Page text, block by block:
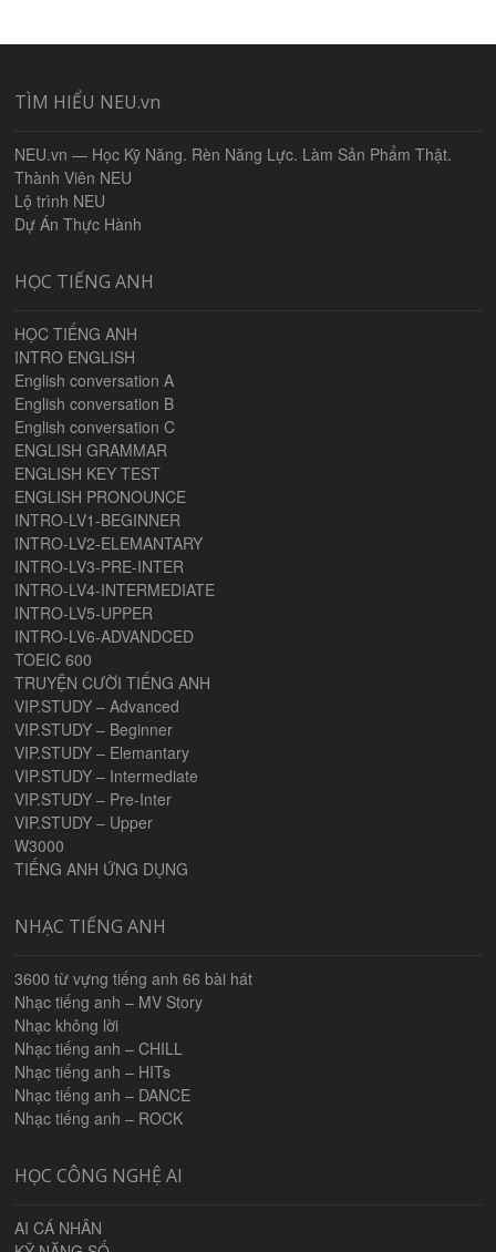
TÌM HIỂU NEU.vn
NEU.vn — Học Kỹ Năng. Rèn Năng Lực. Làm Sản Phẩm Thật.
Thành Viên NEU
Lộ trình NEU
Dự Án Thực Hành
HỌC TIẾNG ANH
HỌC TIẾNG ANH
INTRO ENGLISH
English conversation A
English conversation B
English conversation C
ENGLISH GRAMMAR
ENGLISH KEY TEST
ENGLISH PRONOUNCE
INTRO-LV1-BEGINNER
INTRO-LV2-ELEMANTARY
INTRO-LV3-PRE-INTER
INTRO-LV4-INTERMEDIATE
INTRO-LV5-UPPER
INTRO-LV6-ADVANDCED
TOEIC 600
TRUYỆN CƯỜI TIẾNG ANH
VIP.STUDY – Advanced
VIP.STUDY – Beginner
VIP.STUDY – Elemantary
VIP.STUDY – Intermediate
VIP.STUDY – Pre-Inter
VIP.STUDY – Upper
W3000
TIẾNG ANH ỨNG DỤNG
NHẠC TIẾNG ANH
3600 từ vựng tiếng anh 66 bài hát
Nhạc tiếng anh – MV Story
Nhạc không lời
Nhạc tiếng anh – CHILL
Nhạc tiếng anh – HITs
Nhạc tiếng anh – DANCE
Nhạc tiếng anh – ROCK
HỌC CÔNG NGHỆ AI
AI CÁ NHÂN